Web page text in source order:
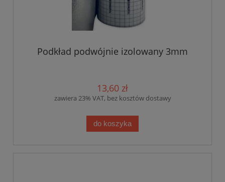
Podkład podwójnie izolowany 3mm
13,60 zł
zawiera 23% VAT, bez kosztów dostawy
do koszyka